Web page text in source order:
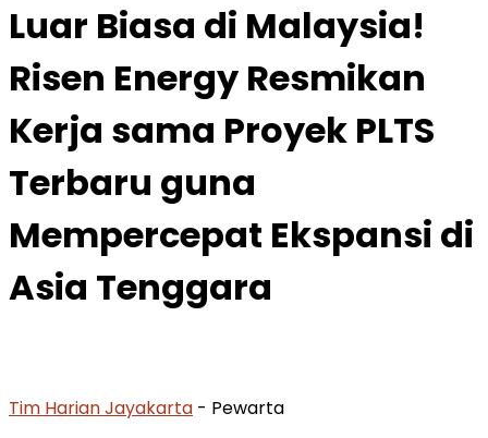
Luar Biasa di Malaysia!
Risen Energy Resmikan
Kerja sama Proyek PLTS
Terbaru guna
Mempercepat Ekspansi di
Asia Tenggara
Tim Harian Jayakarta - Pewarta